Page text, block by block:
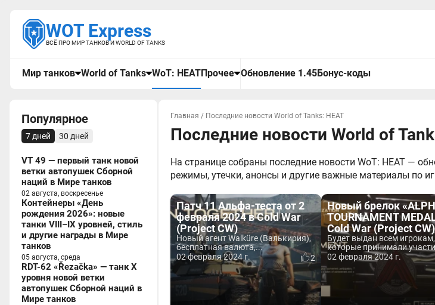
WOT Express
ВСЁ ПРО МИР ТАНКОВ И WORLD OF TANKS
Мир танков World of Tanks WoT: HEATПрочее Обновление 1.45Бонус-коды
Популярное
7 дней 30 дней
VT 49 — первый танк новой
ветки автопушек Сборной
наций в Мире танков
02 августа, воскресенье
Контейнеры «День
рождения 2026»: новые
танки VIII–IX уровней, стиль
и другие награды в Мире
танков
05 августа, среда
RDT-62 «Řezačka» — танк X
уровня новой ветки
автопушек Сборной наций в
Мире танков
Главная / Последние новости World of Tanks: HEAT
Последние новости World of
На странице собраны последние новости WoT: HEAT —
режимы, утечки, анонсы и другие важные материалы по
Патч 11 Альфа-теста от 2
февраля 2024 в Cold War
(Project CW)
Новый агент Walküre (Валькирия),
бесплатная валюта,...
02 февраля 2024 г.
2
Новый брелок
TOURNAMENT
Cold War (Project CW)
Будет выдан всем игрокам,
которые принимали
02 февраля 2024 г.